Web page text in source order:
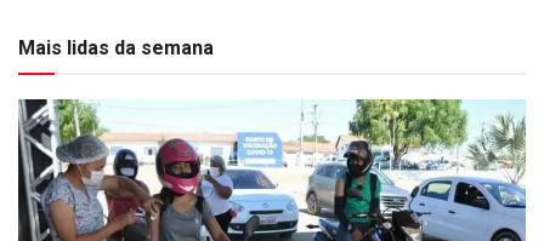
Mais lidas da semana